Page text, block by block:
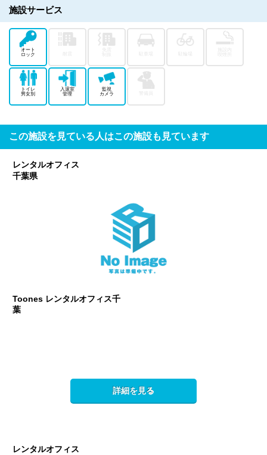
施設サービス
オート
ロック
トイレ
男女別
入退室
管理
監視
カメラ
この施設を見ている人はこの施設も見ています
レンタルオフィス
千葉県
Toones レンタルオフィス千
葉
詳細を見る
レンタルオフィス